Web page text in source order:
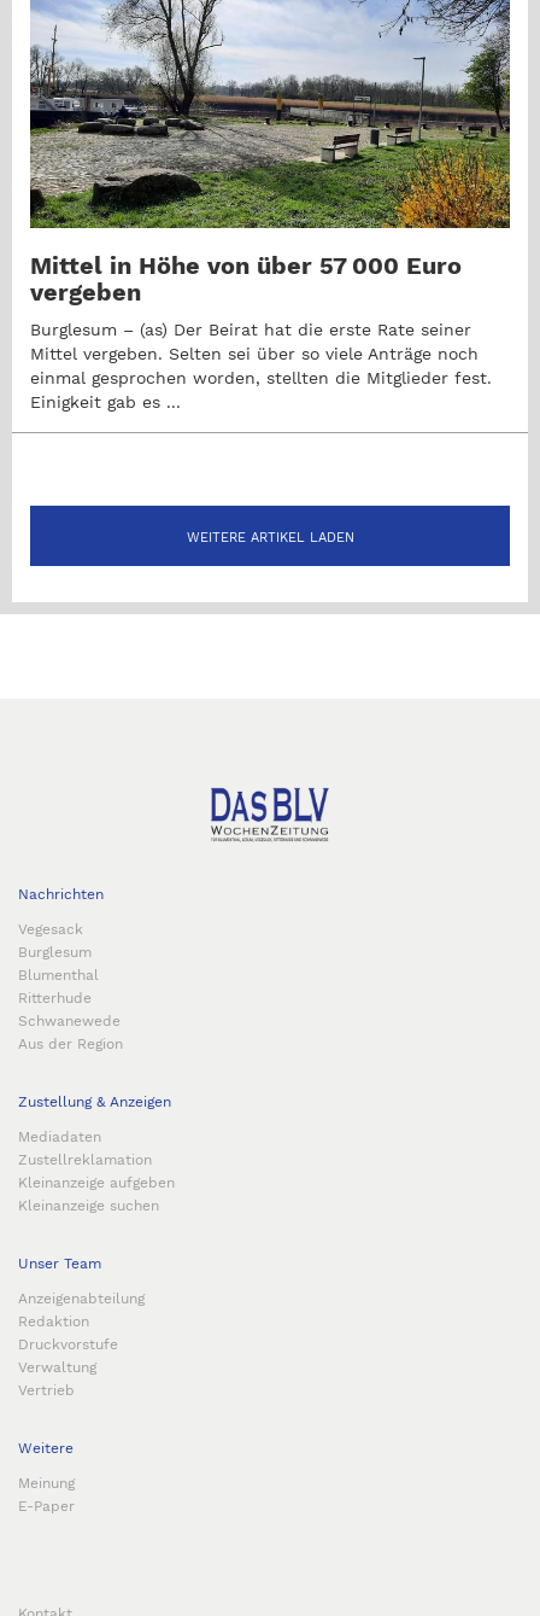
Mittel in Höhe von über 57 000 Euro
vergeben
Burglesum – (as) Der Beirat hat die erste Rate seiner
Mittel vergeben. Selten sei über so viele Anträge noch
einmal gesprochen worden, stellten die Mitglieder fest.
Einigkeit gab es ...
WEITERE ARTIKEL LADEN
Nachrichten
Vegesack
Burglesum
Blumenthal
Ritterhude
Schwanewede
Aus der Region
Zustellung & Anzeigen
Mediadaten
Zustellreklamation
Kleinanzeige aufgeben
Kleinanzeige suchen
Unser Team
Anzeigenabteilung
Redaktion
Druckvorstufe
Verwaltung
Vertrieb
Weitere
Meinung
E-Paper